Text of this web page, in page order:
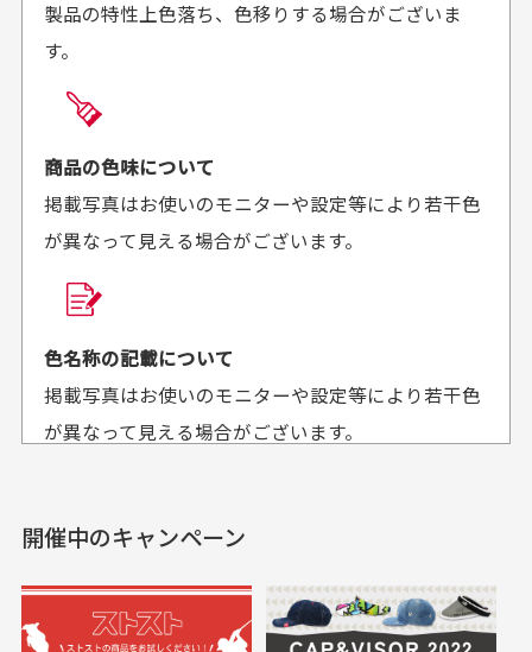
に梱包されていて、商品
の状態も良好でした。気
があればよろしくお願い
来ました。またお願いし
セールかつポイント
も使えて、お得に購
入出来ました
セールかつポイントも使
満足です。
おります
欲しかったスカートが購
商品の受け渡しは、ゆうパックでの配送のみとさせて
頂いております。
商品購入からどれくらいで発送してもらえます
か？
平日午前9時までのご注文で最短当日発送させて頂いて
せて頂いております。
送料はいくらかかりますか？
何点ご購入頂いた場合も全国一律で800円とさせて頂
いております。(1配送先につき)
製品の特性上色落ち、色移りする場合がございま
す。
商品の色味について
掲載写真はお使いのモニターや設定等により若干色
が異なって見える場合がございます。
色名称の記載について
掲載写真はお使いのモニターや設定等により若干色
が異なって見える場合がございます。
実寸サイズについて
一点一点手作業で計測しておりますので、若干の誤
差が生じる場合がございます。
開催中のキャンペーン